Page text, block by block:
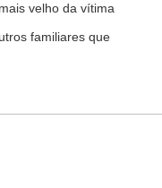
velho da vítima
familiares que